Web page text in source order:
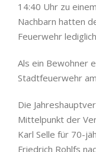
14:40 Uhr zu
Nachbarn hatten
Feuerwehr
Als ein Bewohner
Stadtfeuerwehr
Die
Mittelpunkt der
Karl Selle für 70-
Friedrich Rohlfs